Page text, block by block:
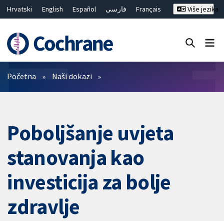
Hrvatski English Español فارسی
Français
繁體中文
简体中文
Više jezika
Prečistači
Početna Naši dokazi
Poboljšanje uvjeta
stanovanja kao
investicija za bolje
zdravlje